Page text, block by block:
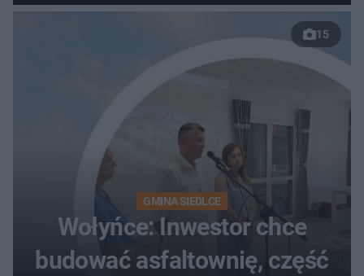
musiała zamknąć odcinek
wybrzeża
15
GMINA SIEDLCE
Wołyńce: Inwestor chce
budować asfaltownię, część